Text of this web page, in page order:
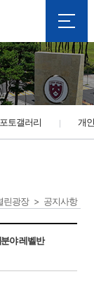
포토갤러리 개
린광장 공지사항
야 레벨반